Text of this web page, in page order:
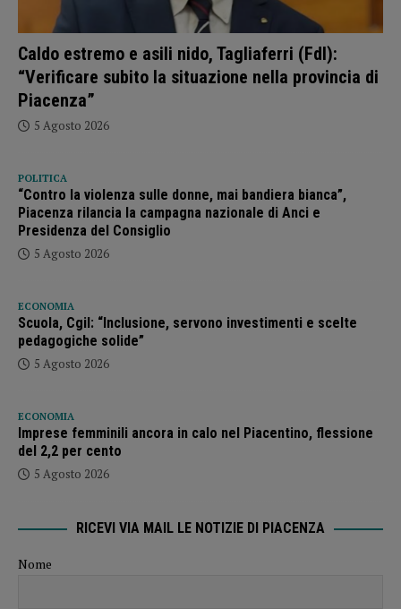
Caldo estremo e asili nido, Tagliaferri (FdI):
“Verificare subito la situazione nella provincia di
Piacenza”
5 Agosto 2026
POLITICA
“Contro la violenza sulle donne, mai bandiera bianca”,
Piacenza rilancia la campagna nazionale di Anci e
Presidenza del Consiglio
5 Agosto 2026
ECONOMIA
Scuola, Cgil: “Inclusione, servono investimenti e scelte
pedagogiche solide”
5 Agosto 2026
ECONOMIA
Imprese femminili ancora in calo nel Piacentino, flessione
del 2,2 per cento
5 Agosto 2026
RICEVI VIA MAIL LE NOTIZIE DI PIACENZA
Nome